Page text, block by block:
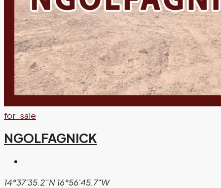
for_sale
NGOLFAGNICK
14°37'35.2"N 16°56'45.7"W